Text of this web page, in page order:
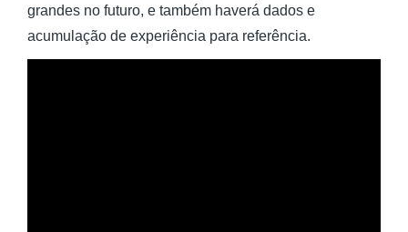
grandes no futuro, e também haverá dados e
acumulação de experiência para referência.